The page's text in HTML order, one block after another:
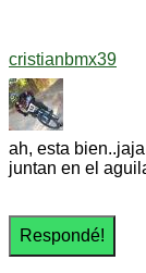
cristianbmx39
ah, esta
juntan en el